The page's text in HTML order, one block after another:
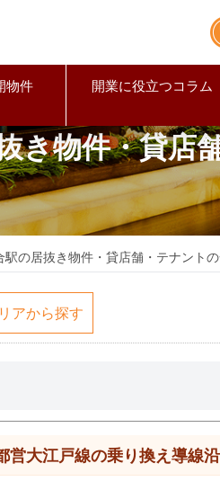
物件 開業に役立つコラム
き物件・貸店
駅の居抜き物件・貸店舗・テナント
アから探す
営大江戸線の乗り換え導